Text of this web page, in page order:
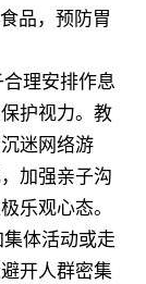
品，预防胃
理安排作息
护视力。教
迷网络游
加强亲子沟
乐观心态。
体活动或走
开人群密集